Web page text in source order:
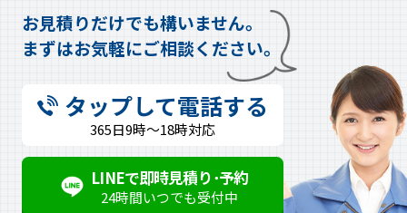
お見積りだけでも構いません。
まずはお気軽にご相談ください。
タップして電話する
365日9時～18時対応
LINEで即時見積り･予約
24時間いつでも受付中